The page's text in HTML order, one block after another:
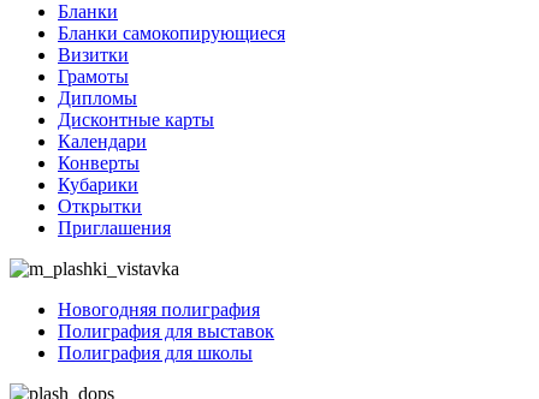
Бланки
Бланки самокопирующиеся
Визитки
Грамоты
Дипломы
Дисконтные карты
Календари
Конверты
Кубарики
Открытки
Приглашения
Новогодняя полиграфия
Полиграфия для выставок
Полиграфия для школы